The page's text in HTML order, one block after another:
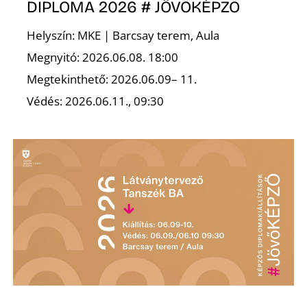
DIPLOMA 2026 # JÖVŐKÉPZŐ
Helyszín: MKE | Barcsay terem, Aula
Megnyitó: 2026.06.08. 18:00
Megtekinthető: 2026.06.09– 11.
Védés: 2026.06.11., 09:30